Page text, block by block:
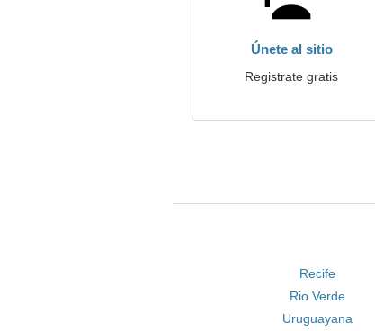
Únete al sitio
Registrate gratis
Recife
Rio Verde
Uruguayana